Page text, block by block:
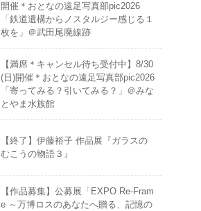
開催＊おとなの遠足写真部pic2026
「鉄道遺構からノスタルジー感じる１
枚を」＠武田尾廃線跡
【満席＊キャンセル待ち受付中】8/30
(日)開催＊おとなの遠足写真部pic2026
「寄ってみる？引いてみる？」＠みな
とやま水族館
【終了】伊藤裕子 作品展『ガラスの
むこうの物語３』
【作品募集】公募展「EXPO Re-Fram
e ～万博ロスのあなたへ贈る、記憶の